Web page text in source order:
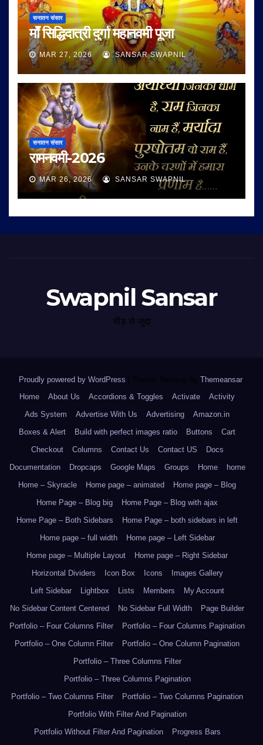
सनातन संसार
माँ सिद्धिदात्री दुर्गा महानवमी पूजा
MAR 27, 2026 SANSAR SWAPNIL
सनातन संसार
रामनवमी-2026
MAR 26, 2026 SANSAR SWAPNIL
Swapnil Sansar
भीड़ से जुदा
Proudly powered by WordPress Theme: Newsup by Themeansar.
Home
About Us Accordions & Toggles Activate
Activity
Ads System
Advertise With Us Advertising
Amazon.in
Boxes & Alert
Build with perfect images ratio Buttons
Cart
Checkout
Columns Contact Us Contact US
Docs
Documentation
Dropcaps Google Maps Groups Home
home
Home – Skyracle
Home page – animated
Home page – Blog
Home Page – Blog big
Home Page – Blog with ajax
Home Page – Both Sidebars
Home Page – both sidebars in left
Home page – full width
Home page – Left Sidebar
Home page – Multiple Layout
Home page – Right Sidebar
Horizontal Dividers
Icon Box Icons
Images Gallery
Left Sidebar
Lightbox Lists Members
My Account
No Sidebar Content Centered
No Sidebar Full Width
Page Builder
Portfolio – Four Columns Filter
Portfolio – Four Columns Pagination
Portfolio – One Column Filter
Portfolio – One Column Pagination
Portfolio – Three Columns Filter
Portfolio – Three Columns Pagination
Portfolio – Two Columns Filter
Portfolio – Two Columns Pagination
Portfolio With Filter And Pagination
Portfolio Without Filter And Pagination
Progress Bars